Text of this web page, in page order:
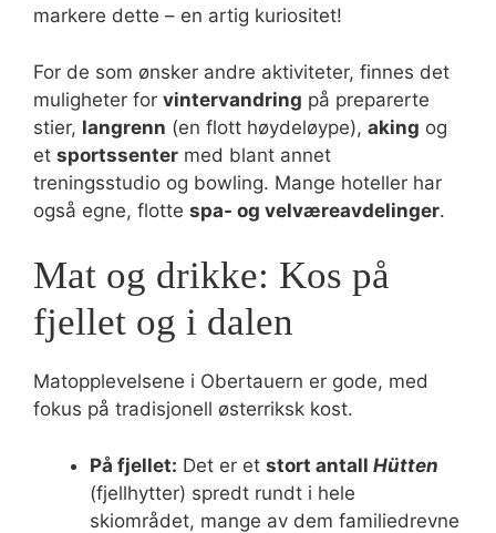
markere dette – en artig kuriositet!
For de som ønsker andre aktiviteter, finnes det
muligheter for vintervandring på preparerte
stier, langrenn (en flott høydeløype), aking og
et sportssenter med blant annet
treningsstudio og bowling. Mange hoteller har
også egne, flotte spa- og velværeavdelinger.
Mat og drikke: Kos på
fjellet og i dalen
Matopplevelsene i Obertauern er gode, med
fokus på tradisjonell østerriksk kost.
På fjellet: Det er et stort antall Hütten
(fjellhytter) spredt rundt i hele
skiområdet, mange av dem familiedrevne